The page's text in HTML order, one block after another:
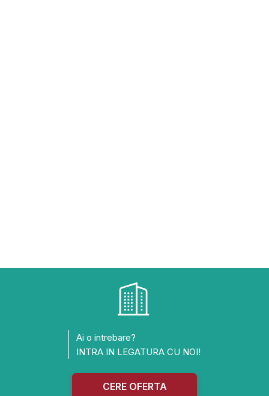
Ai o intrebare?
INTRA IN LEGATURA CU NOI!
CERE OFERTA